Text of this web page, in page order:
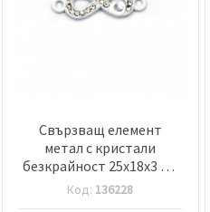
Свързващ елемент
метал с кристали
безкрайност 25x18x3 мм
дупка 1.5 мм бял-2 броя
Код: 136228